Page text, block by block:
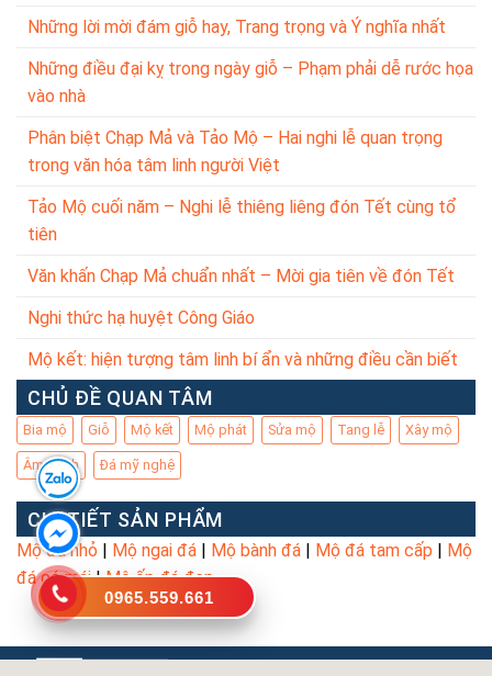
Những lời mời đám giỗ hay, Trang trọng và Ý nghĩa nhất
Những điều đại kỵ trong ngày giỗ – Phạm phải dễ rước họa
vào nhà
Phân biệt Chạp Mả và Tảo Mộ – Hai nghi lễ quan trọng
trong văn hóa tâm linh người Việt
Tảo Mộ cuối năm – Nghi lễ thiêng liêng đón Tết cùng tổ
tiên
Văn khấn Chạp Mả chuẩn nhất – Mời gia tiên về đón Tết
Nghi thức hạ huyệt Công Giáo
Mộ kết: hiện tượng tâm linh bí ẩn và những điều cần biết
CHỦ ĐỀ QUAN TÂM
Bia mộ Giỗ Mộ kết Mộ phát Sửa mộ Tang lễ Xây mộ
Âm trạch Đá mỹ nghệ
CHI TIẾT SẢN PHẨM
Mộ đá nhỏ | Mộ ngai đá | Mộ bành đá | Mộ đá tam cấp | Mộ
đá có mái|Mộ ốp đá đẹp
0965.559.661